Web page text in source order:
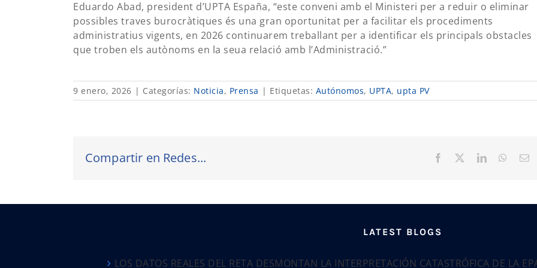
Eduardo Abad, president d’UPTA España, “este conveni amb el Ministeri per a reduir o eliminar
possibles traves burocràtiques és una gran oportunitat per a facilitar els procediments
administratius vigents, en 2026 continuarem treballant per a identificar els principals obstacles
que troben els autònoms en la seua relació amb l’Administració.”
9 enero, 2026 | Categorías: Noticia, Prensa | Etiquetas: Autónomos, UPTA, upta PV
Compartir en Redes... Facebook LinkedIn
LATEST BLOGS
LOS DATOS REALES DEL RETA DESMONTAN LA INTERPRETACIÓN CATASTRÓFICA DE LA